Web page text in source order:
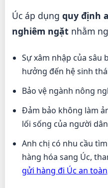
Úc áp dụng quy định
nghiêm ngặt nhằm
Sự xâm nhập của sâu
hưởng đến hệ sinh
Bảo vệ ngành nông
Đảm bảo không làm
lối sống của người
Anh chị có nhu cầu
hàng hóa sang Úc,
gửi hàng đi Úc an